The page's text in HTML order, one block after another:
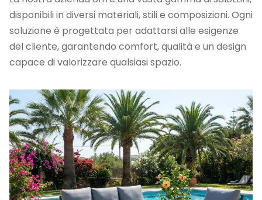
disponibili in diversi materiali, stili e composizioni. Ogni
soluzione è progettata per adattarsi alle esigenze
del cliente, garantendo comfort, qualità e un design
capace di valorizzare qualsiasi spazio.